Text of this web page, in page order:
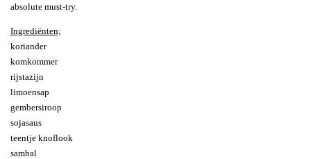
absolute must-try.
Ingrediënten;
koriander
komkommer
rijstazijn
limoensap
gembersiroop
sojasaus
teentje knoflook
sambal